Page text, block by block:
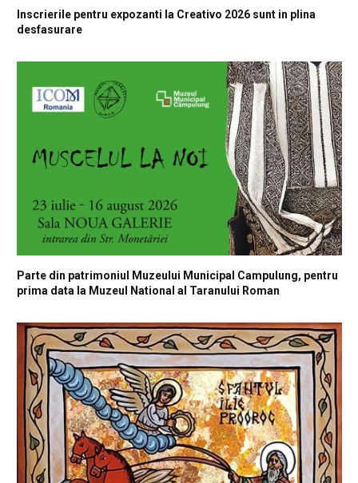
Inscrierile pentru expozanti la Creativo 2026 sunt in plina
desfasurare
Parte din patrimoniul Muzeului Municipal Campulung, pentru
prima data la Muzeul National al Taranului Roman